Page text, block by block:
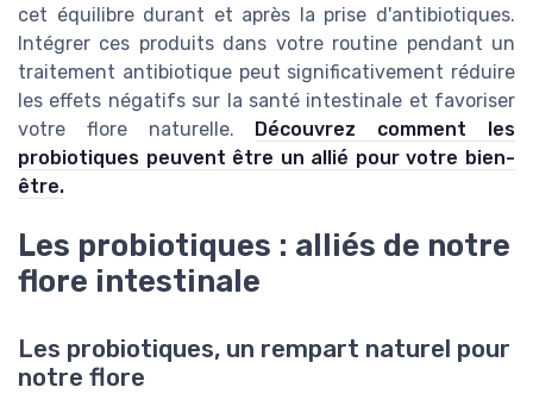
cet équilibre durant et après la prise d'antibiotiques.
Intégrer ces produits dans votre routine pendant un
traitement antibiotique peut significativement réduire
les effets négatifs sur la santé intestinale et favoriser
votre flore naturelle.
Découvrez comment les
probiotiques peuvent être un allié pour votre bien-
être.
Les probiotiques : alliés de notre
flore intestinale
Les probiotiques, un rempart naturel pour
notre flore